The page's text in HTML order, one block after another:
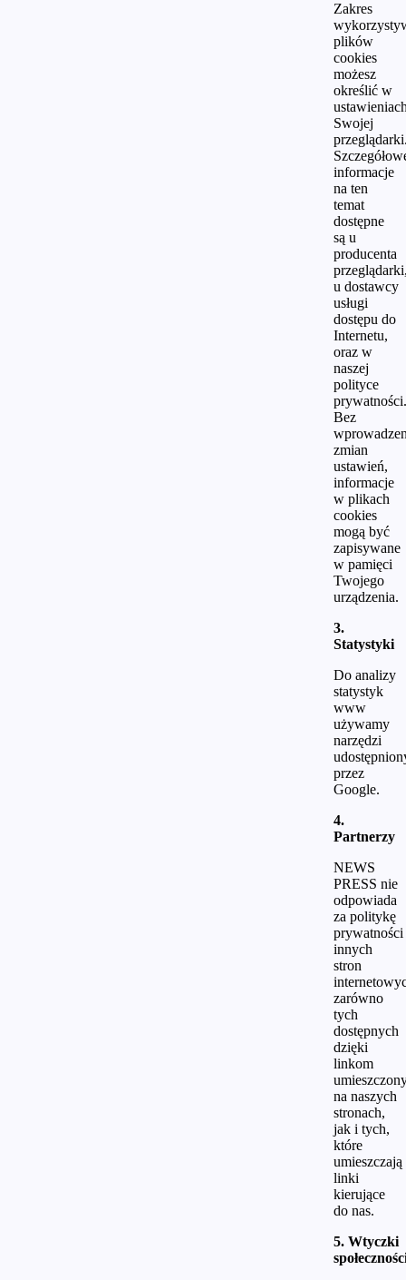
Zakres
plików
cookies
możesz
określić w
Swojej
informacje
na ten
temat
dostępne
są u
producenta
u dostawcy
usługi
dostępu do
Internetu,
oraz w
naszej
polityce
prywatności.
Bez
zmian
ustawień,
informacje
w plikach
cookies
mogą być
zapisywane
w pamięci
Twojego
urządzenia.
3.
Statystyki
Do analizy
statystyk
www
używamy
narzędzi
przez
Google.
4.
Partnerzy
NEWS
PRESS nie
odpowiada
za politykę
prywatności
innych
stron
zarówno
tych
dostępnych
dzięki
linkom
na naszych
stronach,
jak i tych,
które
umieszczają
linki
kierujące
do nas.
5. Wtyczki